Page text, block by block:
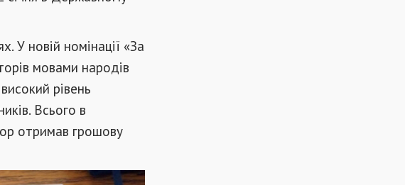
У новій номінації «За
мовами народів
рівень
Всього в
отримав грошову